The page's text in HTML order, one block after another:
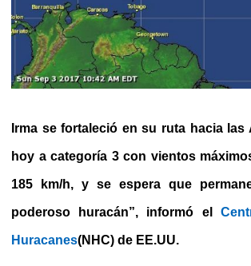
Irma se fortaleció en su ruta hacia
hoy a categoría 3 con vientos
185 km/h, y se espera que
poderoso huracán”, informó el
Huracanes(NHC) de EE.UU.